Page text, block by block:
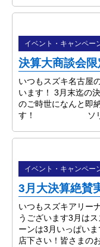
イベント・キャンペー
決算大商談会限
いつもスズキ名古屋
います！ 3月末迄の
のご時世になんと即
す！ ソ
イベント・キャンペー
3月大決算絶賛
いつもスズキアリー
うございます3月は
ーンは3月いっぱい
店下さい！皆さまの